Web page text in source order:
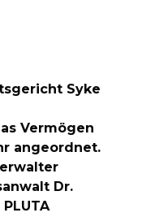
Syke
Vermögen
angeordnet.
Dr.